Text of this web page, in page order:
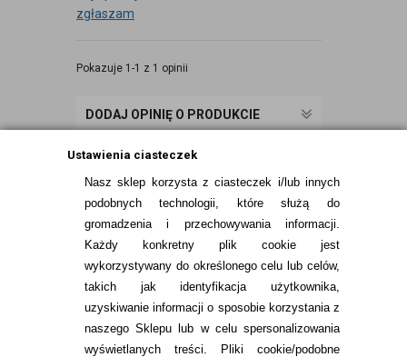
Ustawienia ciasteczek
Nasz sklep korzysta z ciasteczek i/lub innych
podobnych technologii, które służą do
gromadzenia i przechowywania informacji.
Każdy konkretny plik cookie jest
wykorzystywany do określonego celu lub celów,
takich jak identyfikacja użytkownika,
uzyskiwanie informacji o sposobie korzystania z
naszego Sklepu lub w celu spersonalizowania
wyświetlanych treści.
Pliki cookie/podobne
zgłaszam
Pokazuje 1-1 z 1 opinii
DODAJ OPINIĘ O PRODUKCIE
INFORMACJE KONTAKTOWE